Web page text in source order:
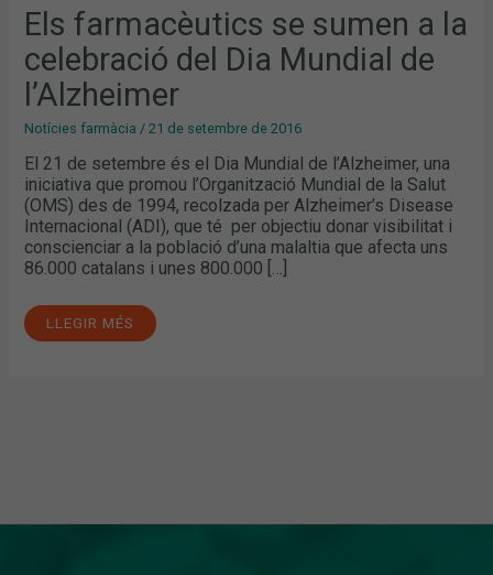
Els farmacèutics se sumen a la
celebració del Dia Mundial de
l’Alzheimer
Notícies farmàcia /21 de setembre de 2016
El 21 de setembre és el Dia Mundial de l’Alzheimer, una
iniciativa que promou l’Organització Mundial de la Salut
(OMS) des de 1994, recolzada per Alzheimer’s Disease
Internacional (ADI), que té per objectiu donar visibilitat i
conscienciar a la població d’una malaltia que afecta uns
86.000 catalans i unes 800.000 […]
DIA
MUNDIAL
DE
L’ALZHEIMER
LLEGIR MÉS